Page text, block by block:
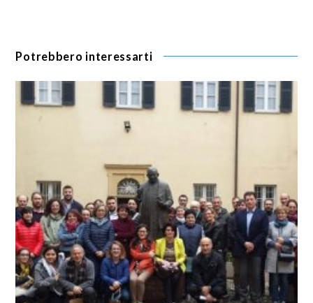
Potrebbero interessarti